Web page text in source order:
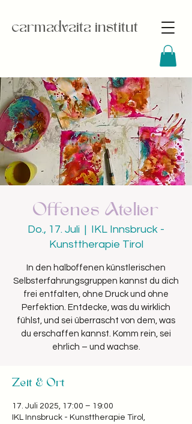
carmadvaita institut
Offenes Atelier
Do., 17. Juli
  |
IKL Innsbruck -
Kunsttherapie Tirol
In den halboffenen künstlerischen
Selbsterfahrungsgruppen kannst du dich
frei entfalten, ohne Druck und ohne
Perfektion. Entdecke, was du wirklich
fühlst, und sei überrascht von dem, was
du erschaffen kannst. Komm rein, sei
ehrlich – und wachse.
Zeit & Ort
17. Juli 2025, 17:00 – 19:00
IKL Innsbruck - Kunsttherapie Tirol,